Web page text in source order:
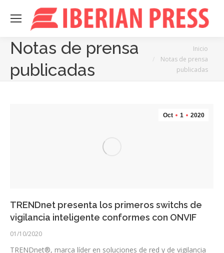
Notas de prensa
publicadas
Inicio
Notas de prensa
publicadas
Oct 1 2020
TRENDnet presenta los primeros switchs de
vigilancia inteligente conformes con ONVIF
01/10/2020
TRENDnet®, marca líder en soluciones de red y de vigilancia